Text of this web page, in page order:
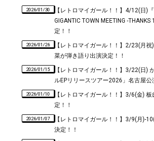
2026/01/30
【レトロマイガール！！】4/12(日)
GIGANTIC TOWN MEETING -
定！！
2026/01/26
【レトロマイガール！！】2/23(月
菜が弾き語り出演決定！！
2026/01/15
【レトロマイガール！！】3/22(日)
ルEPリリースツアー2026」名古屋公
2026/01/10
【レトロマイガール！！】3/6(金)
定！！
2026/01/07
【レトロマイガール！！】3/9(月)-
決定！！